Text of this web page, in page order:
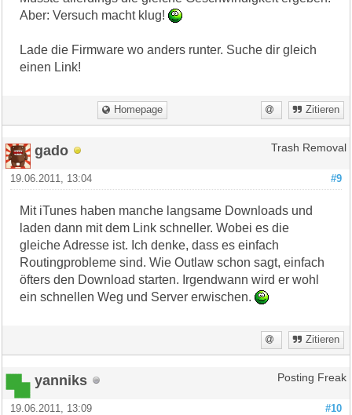
Aber: Versuch macht klug!
Lade die Firmware wo anders runter. Suche dir gleich
einen Link!
Homepage Zitieren
gado Trash Removal
#9
19.06.2011, 13:04
Mit iTunes haben manche langsame Downloads und
laden dann mit dem Link schneller. Wobei es die
gleiche Adresse ist. Ich denke, dass es einfach
Routingprobleme sind. Wie Outlaw schon sagt, einfach
öfters den Download starten. Irgendwann wird er wohl
ein schnellen Weg und Server erwischen.
Zitieren
yanniks Posting Freak
#10
19.06.2011, 13:09